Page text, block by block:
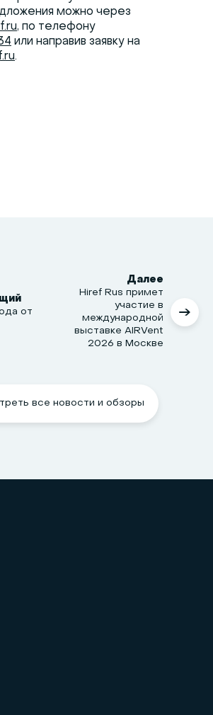
можно через
, по телефону
или направив заявку на
.
от
Далее
Hiref Rus примет
участие в
международной
выставке AIRVent
2026 в Москве
все новости и обзоры